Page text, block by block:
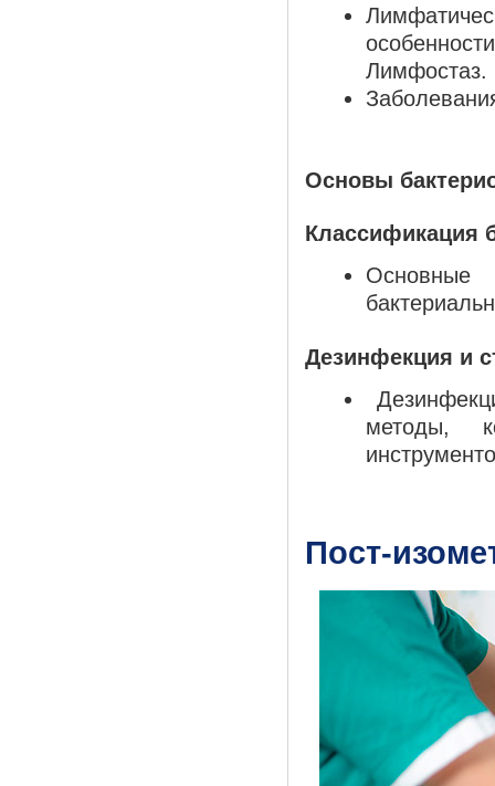
Лимфостаз.
Основы
Классификация
Основные
Дезинфекция и
методы,
Пост-